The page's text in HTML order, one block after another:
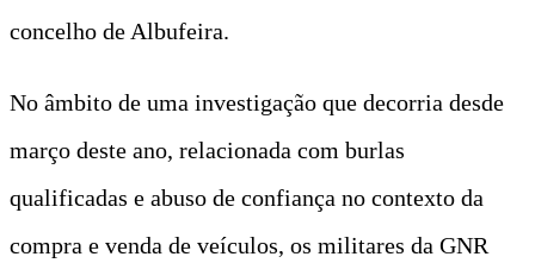
concelho de Albufeira.
No âmbito de uma investigação que decorria desde
março deste ano, relacionada com burlas
qualificadas e abuso de confiança no contexto da
compra e venda de veículos, os militares da GNR